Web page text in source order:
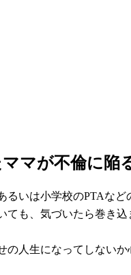
マが不倫に陥
いは小学校のPTAな
も、気づいたら巻き
の人生になってしな